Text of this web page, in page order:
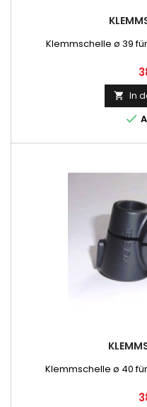
Klemmschelle ø 39
 In

Klemmschelle ø 40